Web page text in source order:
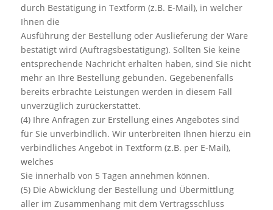
durch Bestätigung in Textform (z.B. E-Mail), in welcher
Ihnen die
Ausführung der Bestellung oder Auslieferung der Ware
bestätigt wird (Auftragsbestätigung). Sollten Sie keine
entsprechende Nachricht erhalten haben, sind Sie nicht
mehr an Ihre Bestellung gebunden. Gegebenenfalls
bereits erbrachte Leistungen werden in diesem Fall
unverzüglich zurückerstattet.
(4) Ihre Anfragen zur Erstellung eines Angebotes sind
für Sie unverbindlich. Wir unterbreiten Ihnen hierzu ein
verbindliches Angebot in Textform (z.B. per E-Mail),
welches
Sie innerhalb von 5 Tagen annehmen können.
(5) Die Abwicklung der Bestellung und Übermittlung
aller im Zusammenhang mit dem Vertragsschluss